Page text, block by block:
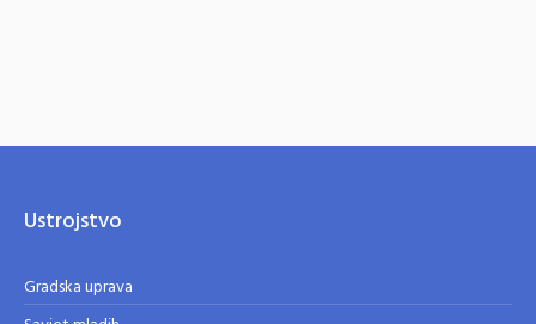
Ustrojstvo
Gradska uprava